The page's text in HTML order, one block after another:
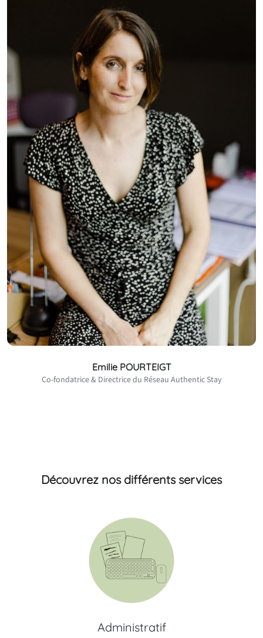
Emilie POURTEIGT
Co-fondatrice & Directrice du Réseau Authentic Stay
Découvrez nos différents services
Administratif